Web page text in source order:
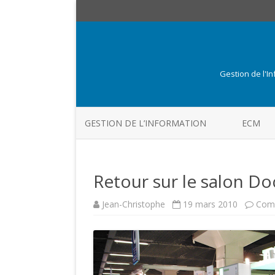
Gestion de
GESTION DE L’INFORMATION ECM
Retour sur le salon
Jean-Christophe 19 mars 2010